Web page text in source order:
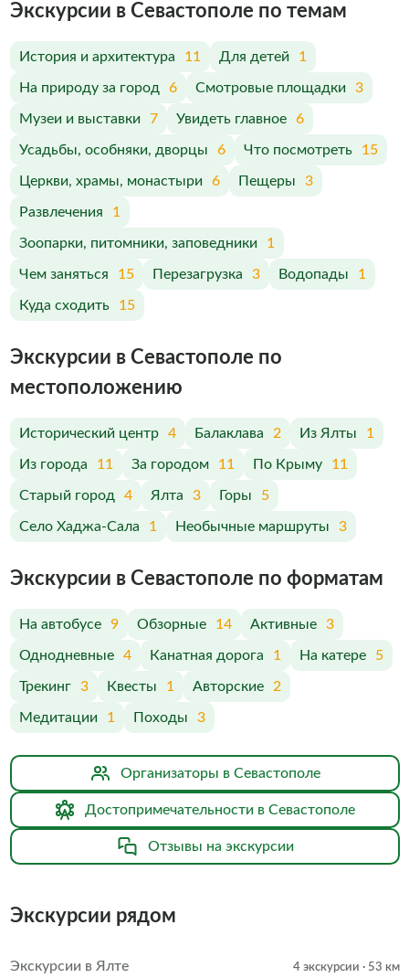
Экскурсии в Севастополе по темам
История и архитектура 11 Для детей 1
На природу за город 6 Смотровые площадки 3
Музеи и выставки 7 Увидеть главное 6
Усадьбы, особняки, дворцы 6 Что посмотреть 15
Церкви, храмы, монастыри 6 Пещеры 3
Развлечения 1
Зоопарки, питомники, заповедники 1
Чем заняться 15 Перезагрузка 3 Водопады 1
Куда сходить 15
Экскурсии в Севастополе по
меcтоположению
Исторический центр 4 Балаклава 2 Из Ялты 1
Из города 11 За городом 11 По Крыму 11
Старый город 4 Ялта 3 Горы 5
Село Хаджа-Сала 1 Необычные маршруты 3
Экскурсии в Севастополе по форматам
На автобусе 9 Обзорные 14 Активные 3
Однодневные 4 Канатная дорога 1 На катере 5
Трекинг 3 Квесты 1 Авторские 2
Медитации 1 Походы 3
Организаторы в Севастополе
Достопримечательности в Севастополе
Отзывы на экскурсии
Экскурсии рядом
Экскурсии в Ялте 4 экскурсии · 53 км